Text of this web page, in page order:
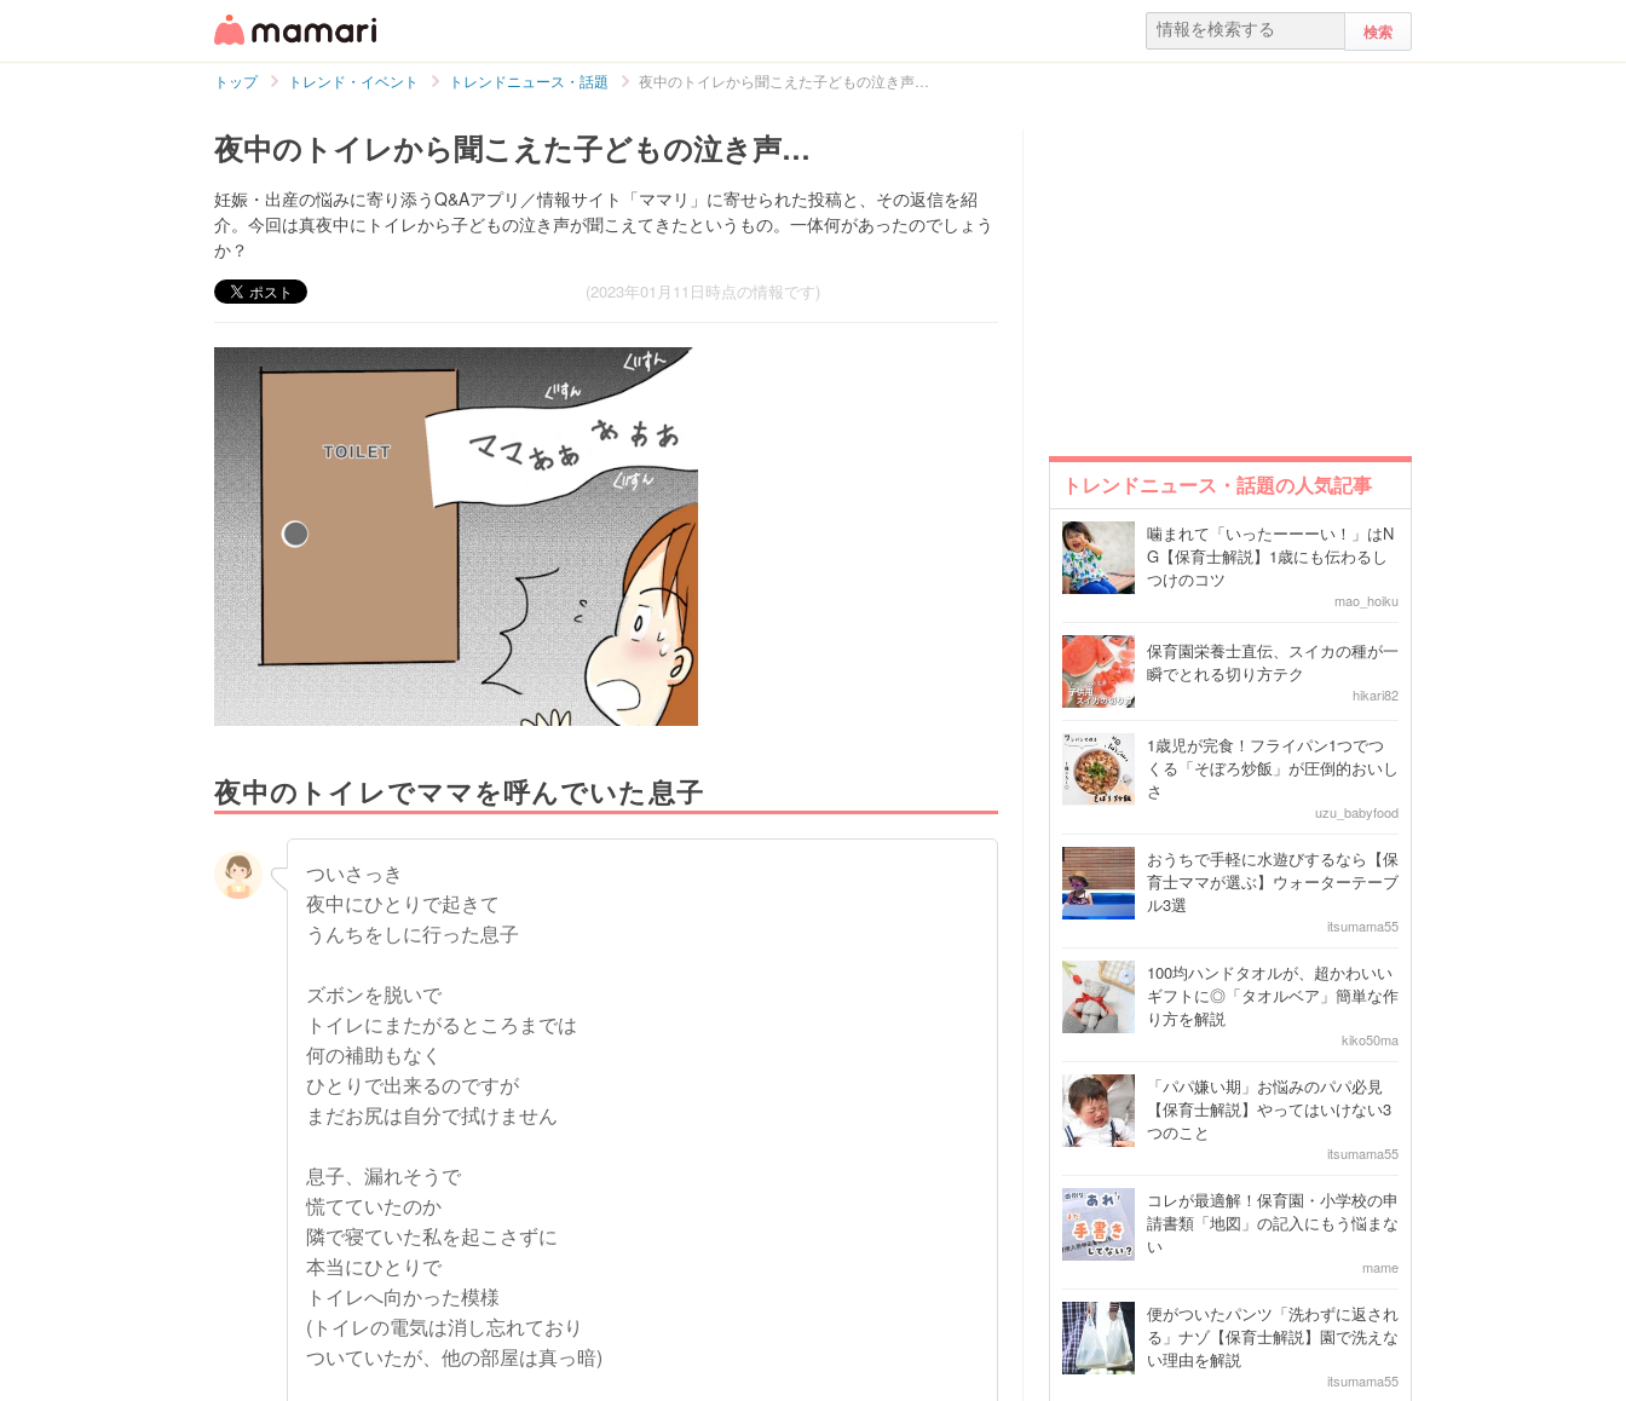
トップ トレンド・イベント トレンドニュース・話題 夜中のトイレから聞こえた子どもの泣き声…
夜中のトイレから聞こえた子どもの泣き声…
妊娠・出産の悩みに寄り添うQ&Aアプリ／情報サイト「ママリ」に寄せられた投稿と、その返信を紹
介。今回は真夜中にトイレから子どもの泣き声が聞こえてきたというもの。一体何があったのでしょう
か？
(2023年01月11日時点の情報です)
夜中のトイレでママを呼んでいた息子
ついさっき
夜中にひとりで起きて
うんちをしに行った息子
ズボンを脱いで
トイレにまたがるところまでは
何の補助もなく
ひとりで出来るのですが
まだお尻は自分で拭けません
息子、漏れそうで
慌てていたのか
隣で寝ていた私を起こさずに
本当にひとりで
トイレへ向かった模様
(トイレの電気は消し忘れており
ついていたが、他の部屋は真っ暗)
トレンドニュース・話題の人気記事
噛まれて「いったーーーい！」はN
G【保育士解説】1歳にも伝わるし
つけのコツ
mao_hoiku
保育園栄養士直伝、スイカの種が一
瞬でとれる切り方テク
hikari82
1歳児が完食！フライパン1つでつ
くる「そぼろ炒飯」が圧倒的おいし
さ
uzu_babyfood
おうちで手軽に水遊びするなら【保
育士ママが選ぶ】ウォーターテーブ
ル3選
itsumama55
100均ハンドタオルが、超かわいい
ギフトに◎「タオルベア」簡単な作
り方を解説
kiko50ma
「パパ嫌い期」お悩みのパパ必見
【保育士解説】やってはいけない3
つのこと
itsumama55
コレが最適解！保育園・小学校の申
請書類「地図」の記入にもう悩まな
い
mame
便がついたパンツ「洗わずに返され
る」ナゾ【保育士解説】園で洗えな
い理由を解説
itsumama55